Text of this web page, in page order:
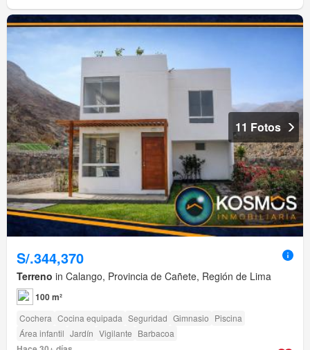
11 Fotos
S/.344,370
Terreno in Calango, Provincia de Cañete, Región de Lima
100 m²
Cochera Cocina equipada Seguridad Gimnasio Piscina
Área infantil Jardín Vigilante Barbacoa